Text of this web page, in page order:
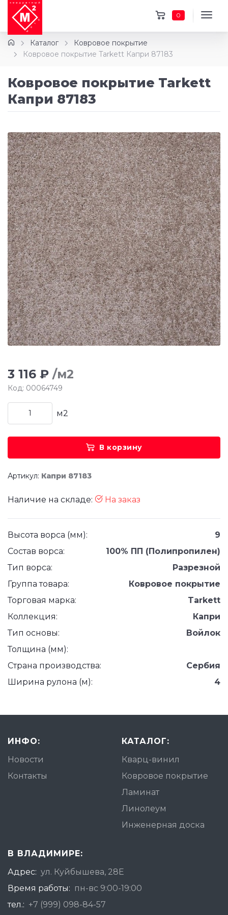
0
Каталог
Ковровое покрытие
Ковровое покрытие Tarkett Капри 87183
Ковровое покрытие Tarkett
Капри 87183
3 116 ₽ /м2
Код: 00064749
м2
В корзину
Артикул: Капри 87183
Наличие на складе: На заказ
Высота ворса (мм):
9
Состав ворса:
100% ПП (Полипропилен)
Тип ворса:
Разрезной
Группа товара:
Ковровое покрытие
Торговая марка:
Tarkett
Коллекция:
Капри
Тип основы:
Войлок
Толщина (мм):
Страна производства:
Сербия
Ширина рулона (м):
4
ИНФО:
Новости
Контакты
КАТАЛОГ:
Кварц-винил
Ковровое покрытие
Ламинат
Линолеум
Инженерная доска
В ВЛАДИМИРЕ:
Адрес: ул. Куйбышева, 28Е
Время работы: пн-вс 9:00-19:00
тел.: +7 (999) 098-84-57